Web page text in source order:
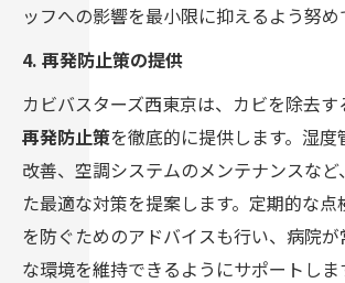
ッフへの影響を最小限に抑えるよう努め
4. 再発防止策の提供
カビバスターズ西東京は、カビを除去す
再発防止策を徹底的に提供します。湿
改善、空調システムのメンテナンスな
た最適な対策を提案します。定期的な点
を防ぐためのアドバイスも行い、病院
な環境を維持できるようにサポートしま